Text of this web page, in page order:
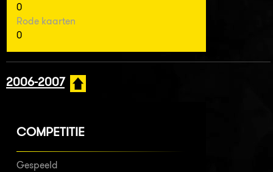
0
Rode kaarten
0
2006-2007
COMPETITIE
Gespeeld